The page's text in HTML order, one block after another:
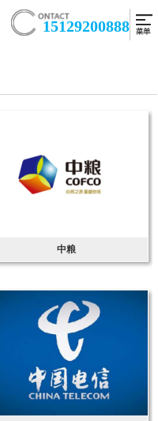
15129200888
中粮